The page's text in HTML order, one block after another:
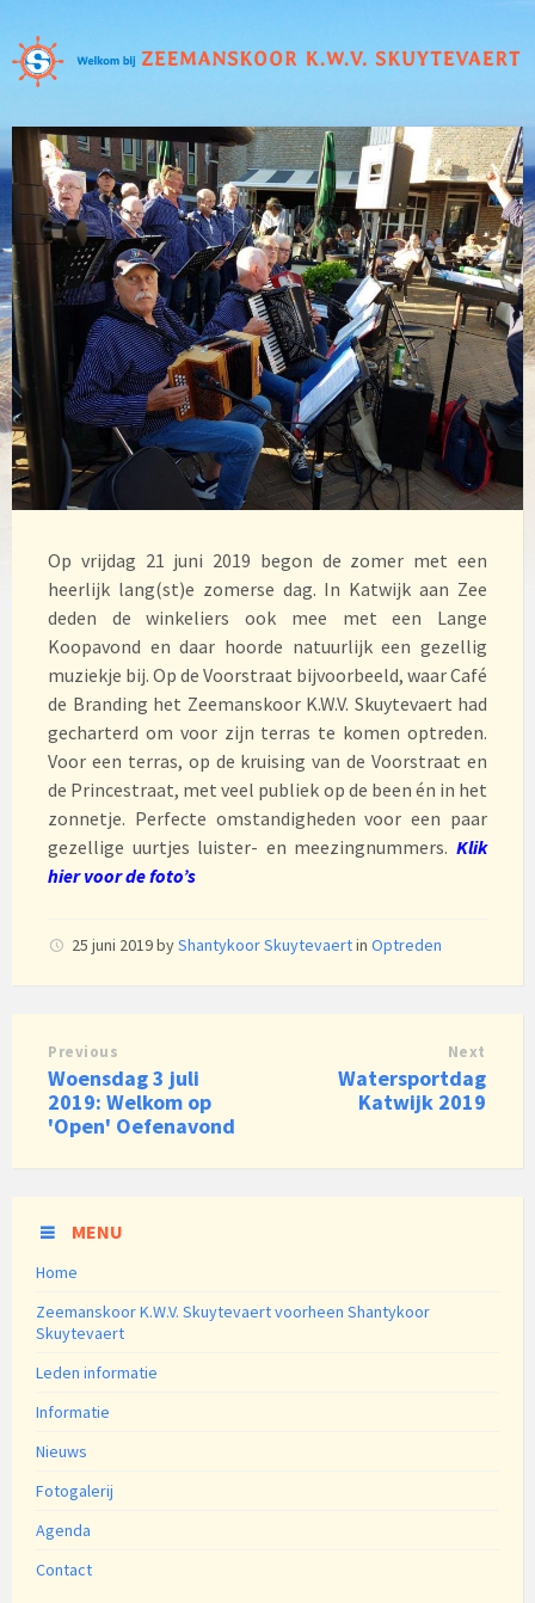
Op vrijdag 21 juni 2019 begon de zomer met een
heerlijk lang(st)e zomerse dag. In Katwijk aan Zee
deden de winkeliers ook mee met een Lange
Koopavond en daar hoorde natuurlijk een gezellig
muziekje bij. Op de Voorstraat bijvoorbeeld, waar Café
de Branding het Zeemanskoor K.W.V. Skuytevaert had
gecharterd om voor zijn terras te komen optreden.
Voor een terras, op de kruising van de Voorstraat en
de Princestraat, met veel publiek op de been én in het
zonnetje. Perfecte omstandigheden voor een paar
gezellige uurtjes luister- en meezingnummers. Klik
hier voor de foto’s
25 juni 2019byShantykoor Skuytevaertin Optreden
Previous
Woensdag 3 juli
2019: Welkom op
'Open' Oefenavond
Next
Watersportdag
Katwijk 2019
MENU
Home
Zeemanskoor K.W.V. Skuytevaert voorheen Shantykoor
Skuytevaert
Leden informatie
Informatie
Nieuws
Fotogalerij
Agenda
Contact